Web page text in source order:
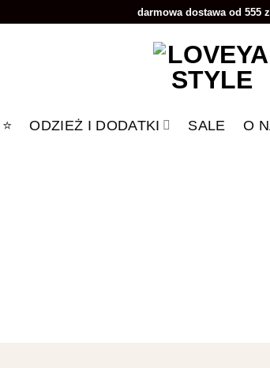
darmowa dostawa od 555
ODZIEŻ I DODATKI SALE O